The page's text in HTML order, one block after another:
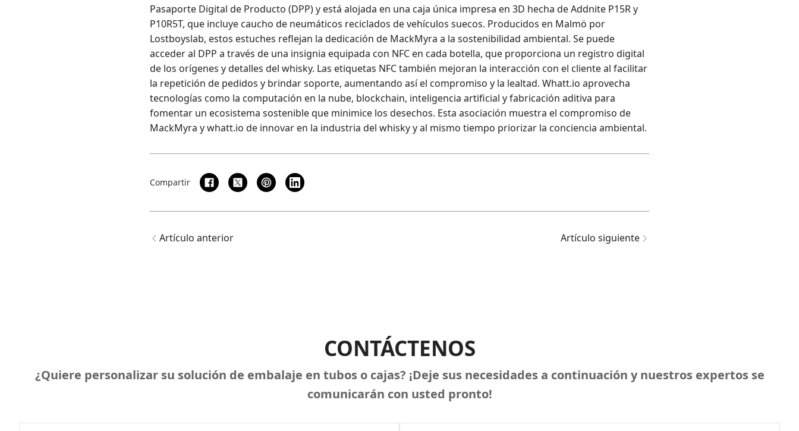
Pasaporte Digital de Producto (DPP) y está alojada en una caja única impresa en 3D hecha de Addnite P15R y
P10R5T, que incluye caucho de neumáticos reciclados de vehículos suecos. Producidos en Malmö por
Lostboyslab, estos estuches reflejan la dedicación de MackMyra a la sostenibilidad ambiental. Se puede
acceder al DPP a través de una insignia equipada con NFC en cada botella, que proporciona un registro digital
de los orígenes y detalles del whisky. Las etiquetas NFC también mejoran la interacción con el cliente al facilitar
la repetición de pedidos y brindar soporte, aumentando así el compromiso y la lealtad. Whatt.io aprovecha
tecnologías como la computación en la nube, blockchain, inteligencia artificial y fabricación aditiva para
fomentar un ecosistema sostenible que minimice los desechos. Esta asociación muestra el compromiso de
MackMyra y whatt.io de innovar en la industria del whisky y al mismo tiempo priorizar la conciencia ambiental.
Compartir
Artículo anterior Artículo siguiente
CONTÁCTENOS
¿Quiere personalizar su solución de embalaje en tubos o cajas? ¡Deje sus necesidades a continuación y nuestros expertos se
comunicarán con usted pronto!